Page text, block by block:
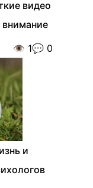
видео
👁️ 1💬 0
и